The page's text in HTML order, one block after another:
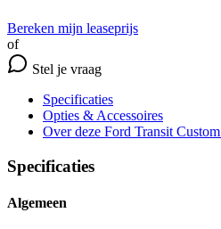
Bereken mijn leaseprijs
of
Stel je vraag
Specificaties
Opties & Accessoires
Over deze Ford Transit Custom
Specificaties
Algemeen